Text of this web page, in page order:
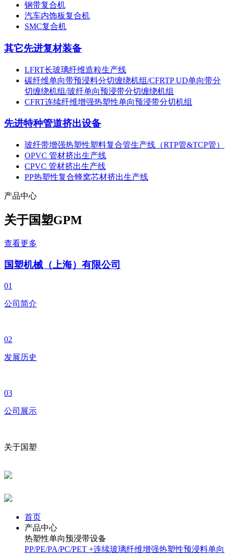
钢带复合机
汽车内饰板复合机
SMC复合机
其它先进复材装备
LFRT长玻璃纤维造粒生产线
碳纤维单向带预浸料分切缠绕机组/CFRTP UD单向带分
切缠绕机组/玻纤单向预浸带分切缠绕机组
CFRT连续纤维增强热塑性单向预浸带分切机组
先进特种管道挤出设备
玻纤带增强热塑性塑料复合管生产线（RTP管&TCP管）
OPVC 管材挤出生产线
CPVC 管材挤出生产线
PP热塑性复合蜂窝芯材挤出生产线
产品中心
关于国塑GPM
查看更多
国塑机械（上海）有限公司
01
公司简介
02
发展历史
03
公司展示
关于国塑
首页
产品中心
热塑性单向预浸带设备
PP/PE/PA/PC/PET +连续玻璃纤维增强热塑性预浸料单向